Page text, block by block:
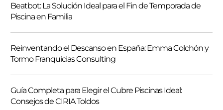
c
a
r
Beatbot: La Solución Ideal para el Fin de Temporada de
Piscina en Familia
Reinventando el Descanso en España: Emma Colchón y
Tormo Franquicias Consulting
Guía Completa para Elegir el Cubre Piscinas Ideal:
Consejos de CIRIA Toldos